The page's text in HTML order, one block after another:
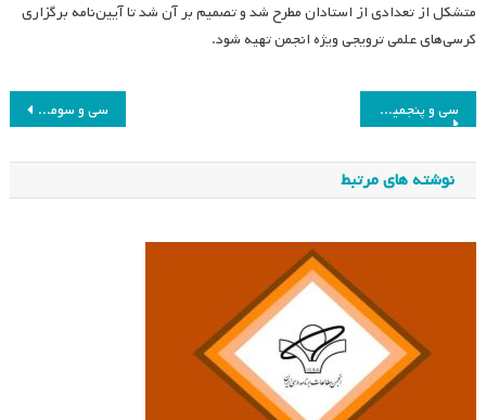
متشکل از تعدادی از استادان مطرح شد و تصمیم بر آن شد تا آیین‌نامه برگزاری
کرسی‌های علمی ترویجی ویژه انجمن تهیه شود.
راهبری
نوشته
سی و سومین جلسه هیئت مدیره انجمن مطالعات برنامه درسی ایران سی و پنجمین جلسه هیئت مدیره انجمن مطالعات برنامه درسی ایران
نوشته های مرتبط